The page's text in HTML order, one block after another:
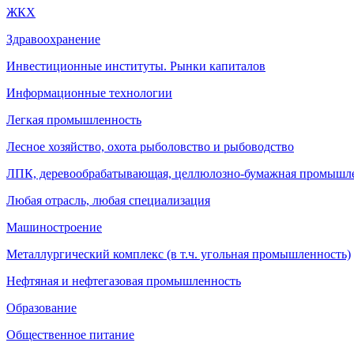
ЖКХ
Здравоохранение
Инвестиционные институты. Рынки капиталов
Информационные технологии
Легкая промышленность
Лесное хозяйство, охота рыболовство и рыбоводство
ЛПК, деревообрабатывающая, целлюлозно-бумажная
Любая отрасль, любая специализация
Машиностроение
Металлургический комплекс (в т.ч. угольная промышленность)
Нефтяная и нефтегазовая промышленность
Образование
Общественное питание